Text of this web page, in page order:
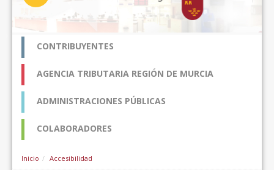
CONTRIBUYENTES
AGENCIA TRIBUTARIA REGIÓN DE MURCIA
ADMINISTRACIONES PÚBLICAS
COLABORADORES
Inicio Accesibilidad